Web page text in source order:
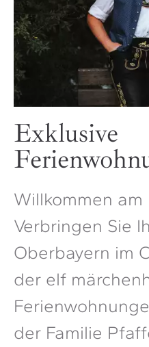
Exklusive
Willkommen am
Verbringen Sie
Oberbayern im
der elf
der Familie